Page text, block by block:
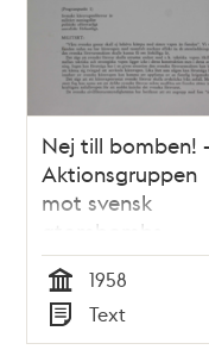
Nej till bomben!
Aktionsgruppen
mot svensk
atombombs
program, 1958
Tid
1958
Typ
Text